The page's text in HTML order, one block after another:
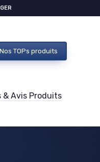
Nos TOPs produits
& Avis Produits